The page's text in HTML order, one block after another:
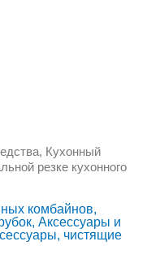
Кухонный
резке кухонного
комбайнов,
Аксессуары и
чистящие